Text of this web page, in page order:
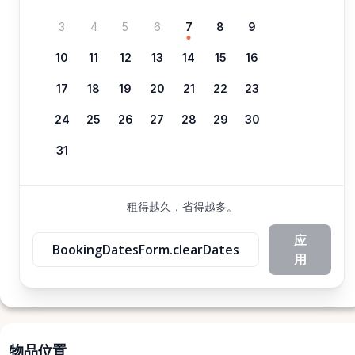
3 4 5 6 7 8 9
10 11 12 13 14 15 16
17 18 19 20 21 22 23
24 25 26 27 28 29 30
31
租得越久，省得越多。
BookingDatesForm.clearDates
应
用
物品位置